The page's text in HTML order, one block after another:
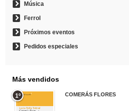
Música
Ferrol
Próximos eventos
Pedidos especiales
Más vendidos
1º COMERÁS FLORES